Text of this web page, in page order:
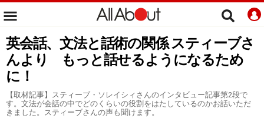
英会話、文法と話術の関係 スティーブさ
んより もっと話せるようになるため
に！
【取材記事】スティーブ・ソレイシィさんのインタビュー記事第2段で
す。文法が会話の中でどのくらいの役割をはたしているのかお話いただ
きました。スティーブさんの声も聞けます。